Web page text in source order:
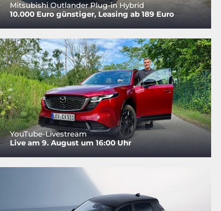
Mitsubishi Outlander Plug-in Hybrid
10.000 Euro günstiger, Leasing ab 189 Euro
YouTube-Livestream
Live am 9. August um 16:00 Uhr